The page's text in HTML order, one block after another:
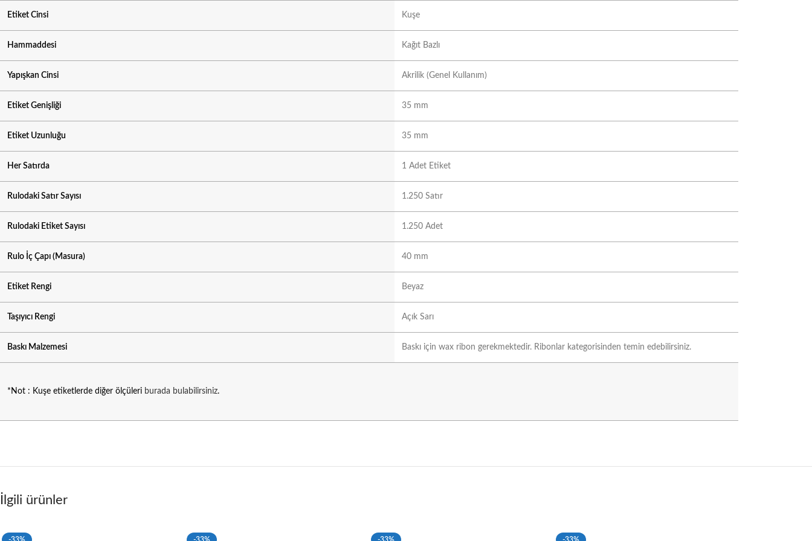
Etiket Cinsi Kuşe
Hammaddesi Kağıt Bazlı
Yapışkan Cinsi Akrilik (Genel Kullanım)
Etiket Genişliği 35 mm
Etiket Uzunluğu 35 mm
Her Satırda 1 Adet Etiket
Rulodaki Satır Sayısı 1.250 Satır
Rulodaki Etiket Sayısı 1.250 Adet
Rulo İç Çapı (Masura) 40 mm
Etiket Rengi Beyaz
Taşıyıcı Rengi Açık Sarı
Baskı Malzemesi Baskı için wax ribon gerekmektedir. Ribonlar kategorisinden temin edebilirsiniz.
*Not : Kuşe etiketlerde diğer ölçüleri burada bulabilirsiniz.
İlgili ürünler